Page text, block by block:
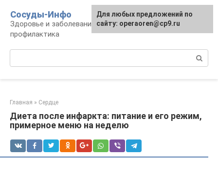
контенту
Сосуды-Инфо
Здоровье и заболевания сосудов и сердца,
профилактика
Главная » Сердце
Диета после инфаркта: питание и его режим,
примерное меню на неделю
Для любых предложений по
сайту: operaoren@cp9.ru